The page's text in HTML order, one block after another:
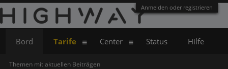
Anmelden oder registrieren
Bord
Themen mit aktuellen Beiträgen
Tarife Center Status Hilfe